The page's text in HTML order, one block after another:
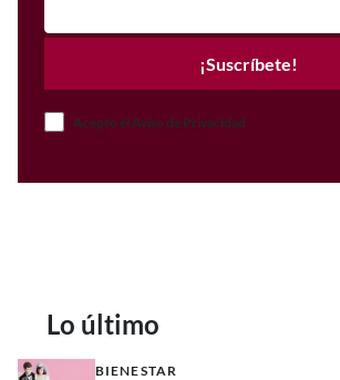
¡Suscríbete!
Acepto el Aviso de Privacidad
Lo último
BIENESTAR